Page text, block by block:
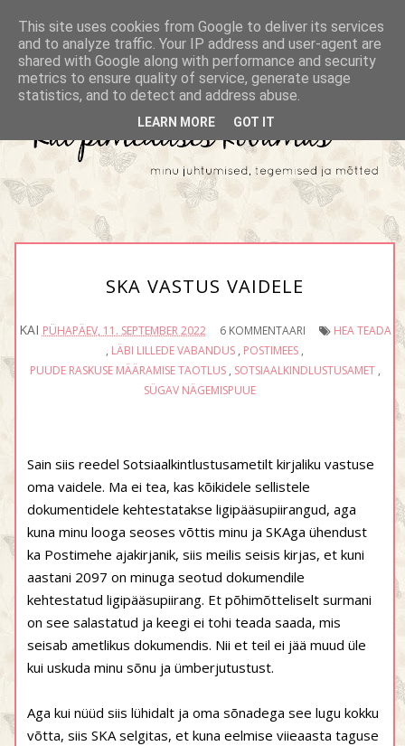
SKA VASTUS VAIDELE
KAI PÜHAPÄEV, 11. SEPTEMBER 2022 6 KOMMENTAARI
HEA TEADA
, LÄBI LILLEDE VABANDUS , POSTIMEES ,
PUUDE RASKUSE MÄÄRAMISE TAOTLUS, SOTSIAALKINDLUSTUSAMET,
SÜGAV NÄGEMISPUUE
Sain siis reedel Sotsiaalkintlustusametilt kirjaliku vastuse
oma vaidele. Ma ei tea, kas kõikidele sellistele
dokumentidele kehtestatakse ligipääsupiirangud, aga
kuna minu looga seoses võttis minu ja SKAga ühendust
ka Postimehe ajakirjanik, siis meilis seisis kirjas, et kuni
aastani 2097 on minuga seotud dokumendile
kehtestatud ligipääsupiirang. Et põhimõtteliselt surmani
on see salastatud ja keegi ei tohi teada saada, mis
seisab ametlikus dokumendis. Nii et teil ei jää muud üle
kui uskuda minu sõnu ja ümberjutustust.
Aga kui nüüd siis lühidalt ja oma sõnadega see lugu kokku
võtta, siis SKA selgitas, et kuna eelmise viieaasta taguse
This site uses cookies from Google to deliver its services
and to analyze traffic. Your IP address and user-agent are
shared with Google along with performance and security
metrics to ensure quality of service, generate usage
statistics, and to detect and address abuse.
LEARN MORE GOT IT